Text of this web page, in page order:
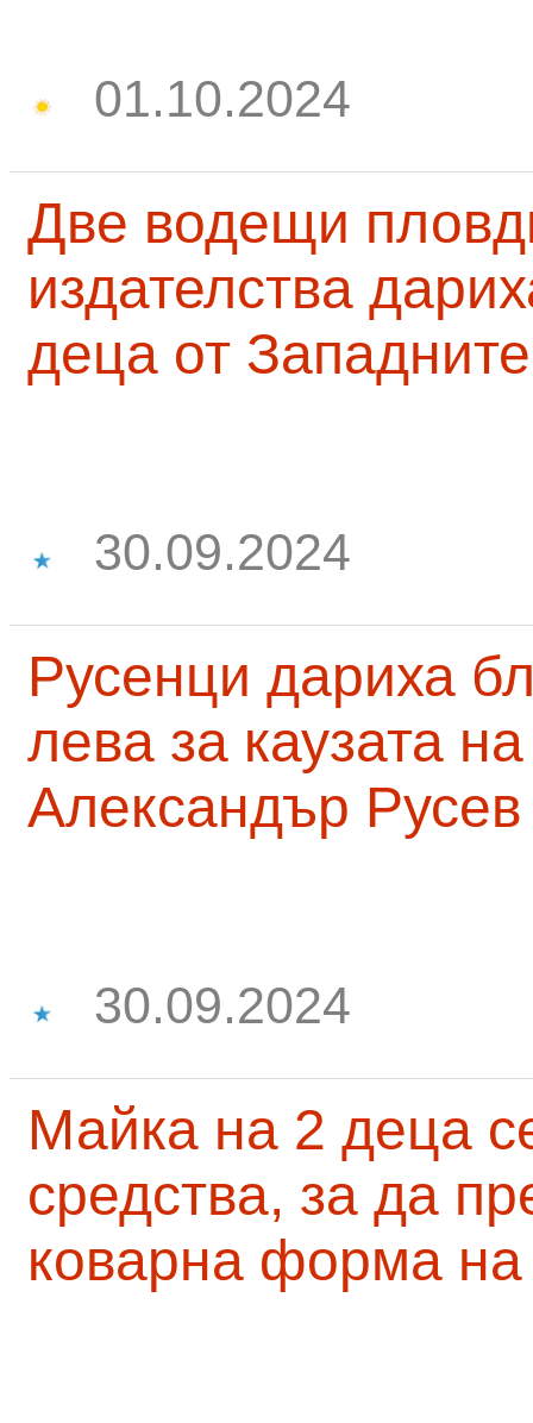
01.10.2024
Две водещи
издателства
деца от
30.09.2024
Русенци дариха
лева за каузата
Александър Русев
30.09.2024
Майка на 2 деца
средства, за да
коварна форма на